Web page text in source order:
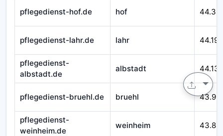
pflegedienst-hof.de hof
pflegedienst-lahr.de lahr 44.195
pflegedienst-
albstadt.de
albstadt 44.135
pflegedienst-bruehl.de bruehl
pflegedienst-
weinheim.de
weinheim